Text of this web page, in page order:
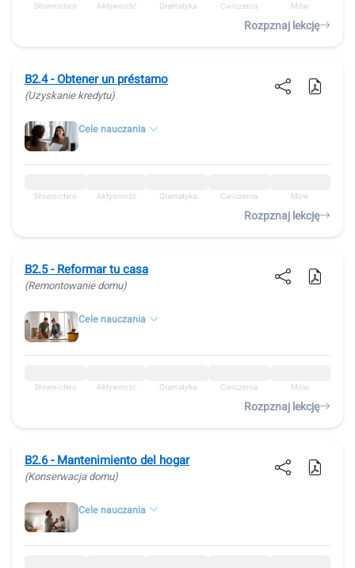
Słownictwo Aktywność Gramatyka Ćwiczenia Mów
Rozpznaj lekcję
B2.4 - Obtener un préstamo
(Uzyskanie kredytu)
Cele nauczania
Słownictwo Aktywność Gramatyka Ćwiczenia Mów
Rozpznaj lekcję
B2.5 - Reformar tu casa
(Remontowanie domu)
Cele nauczania
Słownictwo Aktywność Gramatyka Ćwiczenia Mów
Rozpznaj lekcję
B2.6 - Mantenimiento del hogar
(Konserwacja domu)
Cele nauczania